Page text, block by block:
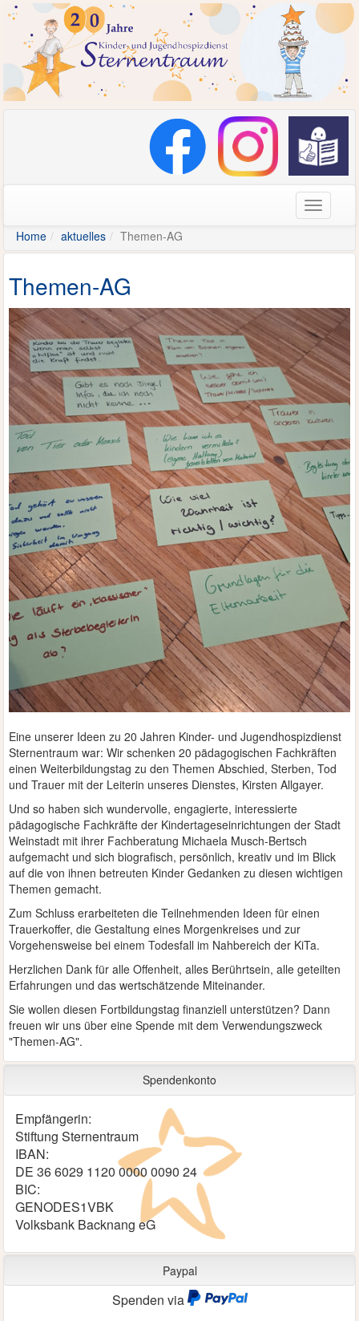
Home
aktuelles Themen-AG
Themen-AG
Eine unserer Ideen zu 20 Jahren Kinder- und Jugendhospizdienst
Sternentraum war: Wir schenken 20 pädagogischen Fachkräften
einen Weiterbildungstag zu den Themen Abschied, Sterben, Tod
und Trauer mit der Leiterin unseres Dienstes, Kirsten Allgayer.
Und so haben sich wundervolle, engagierte, interessierte
pädagogische Fachkräfte der Kindertageseinrichtungen der Stadt
Weinstadt mit ihrer Fachberatung Michaela Musch-Bertsch
aufgemacht und sich biografisch, persönlich, kreativ und im Blick
auf die von ihnen betreuten Kinder Gedanken zu diesen wichtigen
Themen gemacht.
Zum Schluss erarbeiteten die Teilnehmenden Ideen für einen
Trauerkoffer, die Gestaltung eines Morgenkreises und zur
Vorgehensweise bei einem Todesfall im Nahbereich der KiTa.
Herzlichen Dank für alle Offenheit, alles Berührtsein, alle geteilten
Erfahrungen und das wertschätzende Miteinander.
Sie wollen diesen Fortbildungstag finanziell unterstützen? Dann
freuen wir uns über eine Spende mit dem Verwendungszweck
"Themen-AG".
Spendenkonto
Empfängerin:
Stiftung Sternentraum
IBAN:
DE 36 6029 1120 0000 0090 24
BIC:
GENODES1VBK
Volksbank Backnang eG
Paypal
Spenden via